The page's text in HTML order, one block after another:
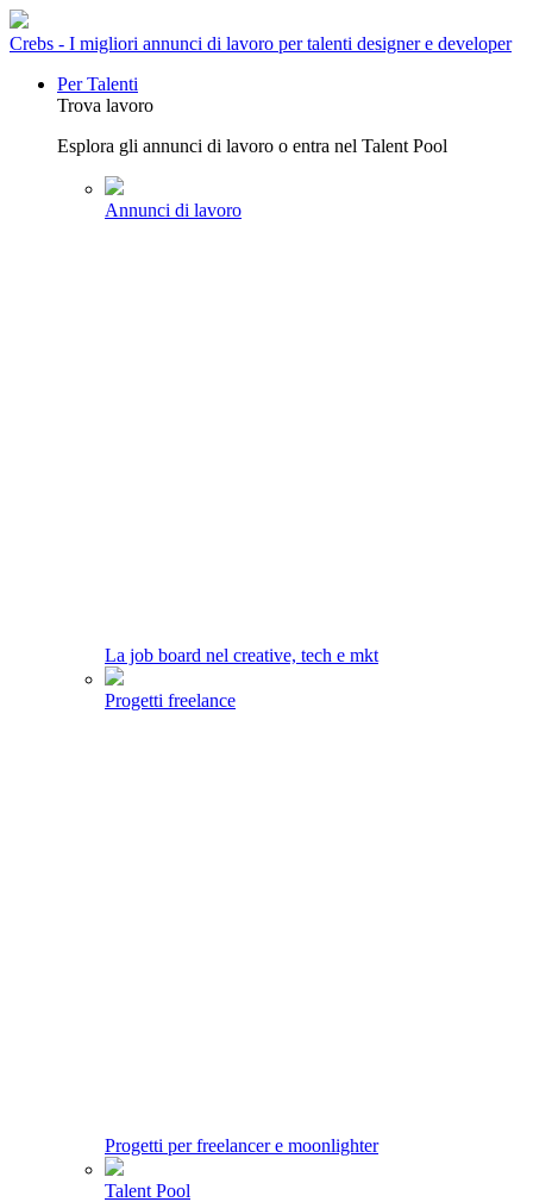
Crebs - I migliori annunci di lavoro per talenti designer e developer
Per Talenti
Trova lavoro
Esplora gli annunci di lavoro o entra nel Talent Pool
Annunci di lavoro
La job board nel creative, tech e mkt
Progetti freelance
Progetti per freelancer e moonlighter
Talent Pool